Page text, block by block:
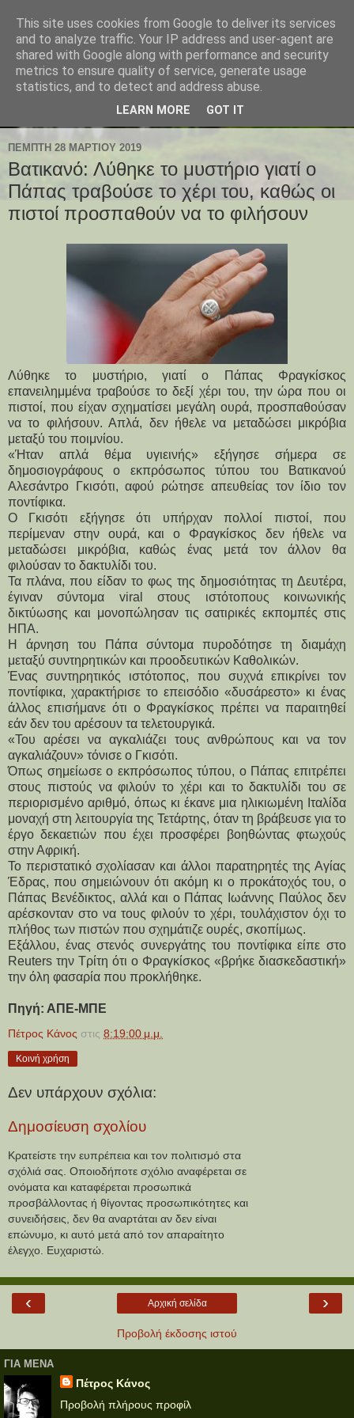
ΠΈΜΠΤΗ 28 ΜΑΡΤΊΟΥ 2019
Βατικανό: Λύθηκε το μυστήριο γιατί ο
Πάπας τραβούσε το χέρι του, καθώς οι
πιστοί προσπαθούν να το φιλήσουν
Λύθηκε το μυστήριο, γιατί ο Πάπας Φραγκίσκος
επανειλημμένα τραβούσε το δεξί χέρι του, την ώρα που οι
πιστοί, που είχαν σχηματίσει μεγάλη ουρά, προσπαθούσαν
να το φιλήσουν. Απλά, δεν ήθελε να μεταδώσει μικρόβια
μεταξύ του ποιμνίου.
«Ήταν απλά θέμα υγιεινής» εξήγησε σήμερα σε
δημοσιογράφους ο εκπρόσωπος τύπου του Βατικανού
Αλεσάντρο Γκισότι, αφού ρώτησε απευθείας τον ίδιο τον
ποντίφικα.
Ο Γκισότι εξήγησε ότι υπήρχαν πολλοί πιστοί, που
περίμεναν στην ουρά, και ο Φραγκίσκος δεν ήθελε να
μεταδώσει μικρόβια, καθώς ένας μετά τον άλλον θα
φιλούσαν το δακτυλίδι του.
Τα πλάνα, που είδαν το φως της δημοσιότητας τη Δευτέρα,
έγιναν σύντομα viral στους ιστότοπους κοινωνικής
δικτύωσης και μονοπώλησαν τις σατιρικές εκπομπές στις
ΗΠΑ.
Η άρνηση του Πάπα σύντομα πυροδότησε τη διαμάχη
μεταξύ συντηρητικών και προοδευτικών Καθολικών.
Ένας συντηρητικός ιστότοπος, που συχνά επικρίνει τον
ποντίφικα, χαρακτήρισε το επεισόδιο «δυσάρεστο» κι ένας
άλλος επισήμανε ότι ο Φραγκίσκος πρέπει να παραιτηθεί
εάν δεν του αρέσουν τα τελετουργικά.
«Του αρέσει να αγκαλιάζει τους ανθρώπους και να τον
αγκαλιάζουν» τόνισε ο Γκισότι.
Όπως σημείωσε ο εκπρόσωπος τύπου, ο Πάπας επιτρέπει
στους πιστούς να φιλούν το χέρι και το δακτυλίδι του σε
περιορισμένο αριθμό, όπως κι έκανε μια ηλικιωμένη Ιταλίδα
μοναχή στη λειτουργία της Τετάρτης, όταν τη βράβευσε για το
έργο δεκαετιών που έχει προσφέρει βοηθώντας φτωχούς
στην Αφρική.
Το περιστατικό σχολίασαν και άλλοι παρατηρητές της Αγίας
Έδρας, που σημειώνουν ότι ακόμη κι ο προκάτοχός του, ο
Πάπας Βενέδικτος, αλλά και ο Πάπας Ιωάννης Παύλος δεν
αρέσκονταν στο να τους φιλούν το χέρι, τουλάχιστον όχι το
πλήθος των πιστών που σχημάτιζε ουρές, σκοπίμως.
Εξάλλου, ένας στενός συνεργάτης του ποντίφικα είπε στο
Reuters την Τρίτη ότι ο Φραγκίσκος «βρήκε διασκεδαστική»
την όλη φασαρία που προκλήθηκε.
Πηγή: ΑΠΕ-ΜΠΕ
Πέτρος Κάνος στις 8:19:00 μ.μ.
Κοινή χρήση
Δεν υπάρχουν σχόλια:
Δημοσίευση σχολίου
Κρατείστε την ευπρέπεια και τον πολιτισμό στα
σχόλιά σας. Οποιοδήποτε σχόλιο αναφέρεται σε
ονόματα και καταφέρεται προσωπικά
προσβάλλοντας ή θίγοντας προσωπικότητες και
συνειδήσεις, δεν θα αναρτάται αν δεν είναι
επώνυμο, κι αυτό μετά από τον απαραίτητο
έλεγχο. Ευχαριστώ.
‹ ›
Αρχική σελίδα
Προβολή έκδοσης ιστού
ΓΙΑ ΜΕΝΑ
Πέτρος Κάνος
Προβολή πλήρους προφίλ
This site uses cookies from Google to deliver its services
and to analyze traffic. Your IP address and user-agent are
shared with Google along with performance and security
metrics to ensure quality of service, generate usage
statistics, and to detect and address abuse.
LEARN MORE GOT IT